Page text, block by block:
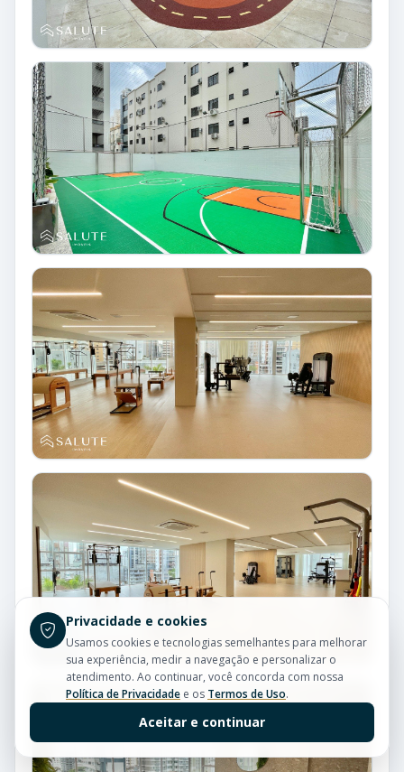
Privacidade e cookies
Usamos cookies e tecnologias semelhantes para melhorar
sua experiência, medir a navegação e personalizar o
atendimento. Ao continuar, você concorda com nossa
Política de Privacidade e os Termos de Uso.
Aceitar e continuar